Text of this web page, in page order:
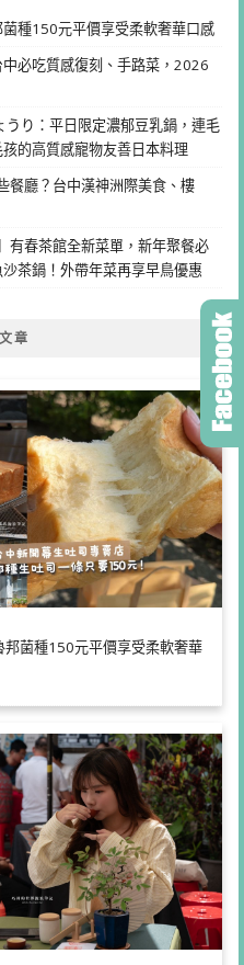
種150元平價享受柔軟奢華口感
必吃質感復刻、手路菜，2026
り：平日限定濃郁豆乳鍋，連毛
的高質感寵物友善日本料理
餐廳？台中漢神洲際美食、樓
有春茶館全新菜單，新年聚餐必
茶鍋！外帶年菜再享早鳥優惠
章
菌種150元平價享受柔軟奢華